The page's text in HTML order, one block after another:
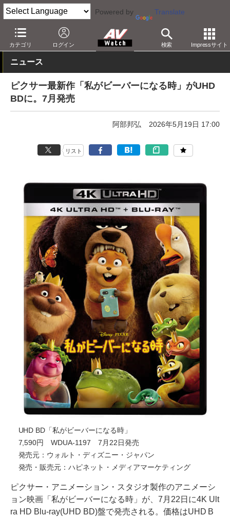
Powered by Translate
カテゴリ ログイン 検索 Impressサイト
AV Watch コンテンツ・サービス BD/DVD
ニュース
ピクサー最新作「私がビーバーになる時」がUHD
BDに。7月発売
阿部邦弘 2026年5月19日 17:00
リスト
UHD BD「私がビーバーになる時」
7,590円 WDUA-1197 7月22日発売
発売元：ウォルト・ディズニー・ジャパン
発売・販売元：ハピネット・メディアマーケティング
ピクサー・アニメーション・スタジオ製作のアニメーシ
ョン映画「私がビーバーになる時」が、7月22日に4K Ult
ra HD Blu-ray(UHD BD)盤で発売される。価格はUHD B